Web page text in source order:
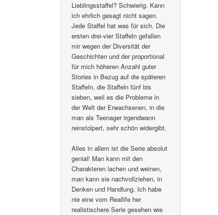
Lieblingsstaffel? Schwierig. Kann
ich ehrlich gesagt nicht sagen.
Jede Staffel hat was für sich. Die
ersten drei-vier Staffeln gefallen
mir wegen der Diversität der
Geschichten und der proportional
für mich höheren Anzahl guter
Stories in Bezug auf die späteren
Staffeln, die Staffeln fünf bis
sieben, weil es die Probleme in
der Welt der Erwachsenen, in die
man als Teenager irgendwann
reinstolpert, sehr schön widergibt.
Alles in allem ist die Serie absolut
genial! Man kann mit den
Charakteren lachen und weinen,
man kann sie nachvollziehen, in
Denken und Handlung. Ich habe
nie eine vom Reallife her
realistischere Serie gesehen wie